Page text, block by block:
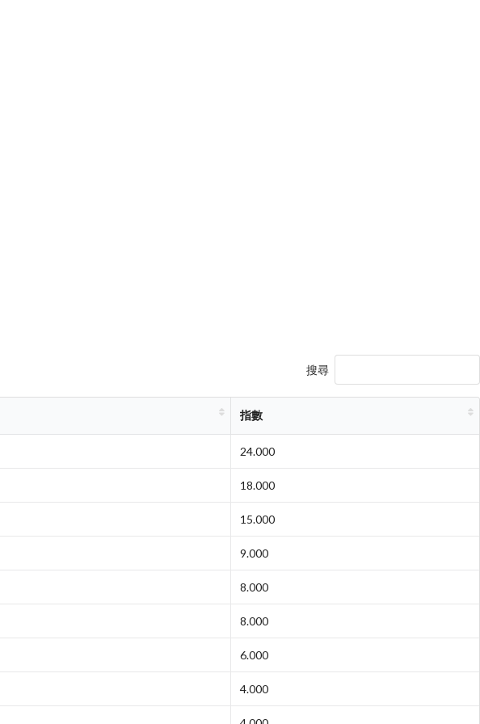
搜尋
指數
24.000
18.000
15.000
9.000
8.000
8.000
6.000
4.000